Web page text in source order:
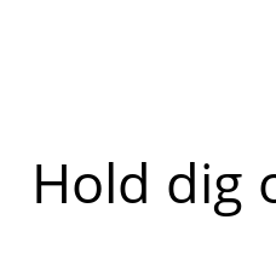
Hold dig